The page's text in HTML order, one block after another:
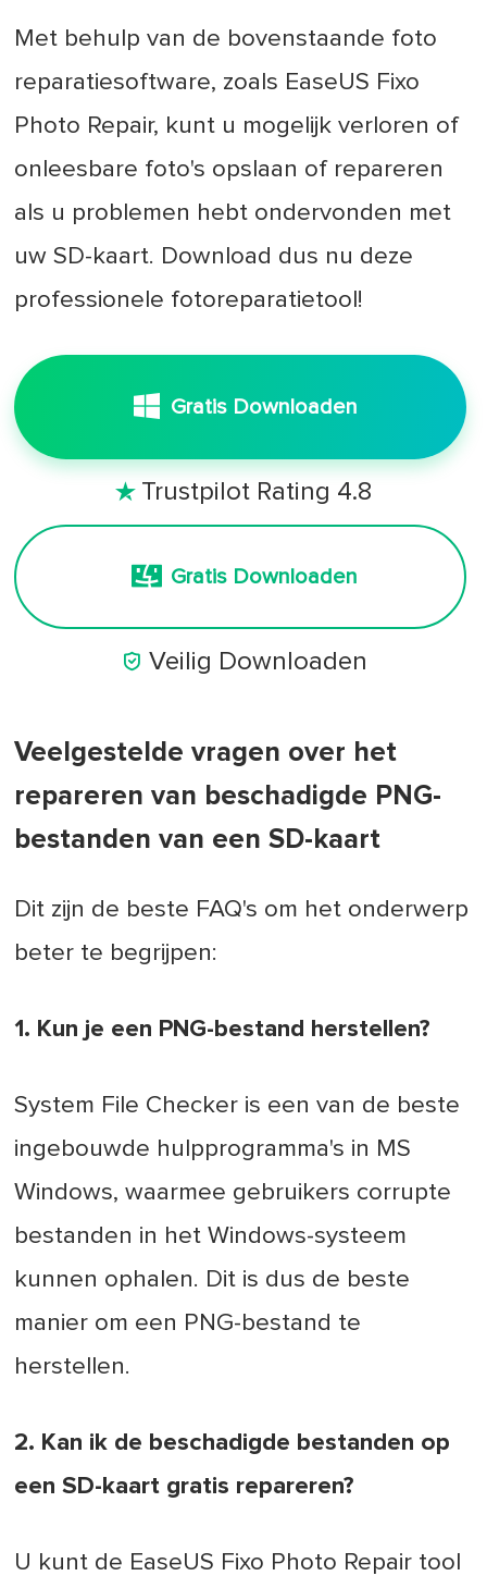
Met behulp van de bovenstaande foto
reparatiesoftware, zoals EaseUS Fixo
Photo Repair, kunt u mogelijk verloren of
onleesbare foto's opslaan of repareren
als u problemen hebt ondervonden met
uw SD-kaart. Download dus nu deze
professionele fotoreparatietool!
Gratis Downloaden
 Trustpilot Rating 4.8
Gratis Downloaden
 Veilig Downloaden
Veelgestelde vragen over het
repareren van beschadigde PNG-
bestanden van een SD-kaart
Dit zijn de beste FAQ's om het onderwerp
beter te begrijpen:
1. Kun je een PNG-bestand herstellen?
System File Checker is een van de beste
ingebouwde hulpprogramma's in MS
Windows, waarmee gebruikers corrupte
bestanden in het Windows-systeem
kunnen ophalen. Dit is dus de beste
manier om een PNG-bestand te
herstellen.
2. Kan ik de beschadigde bestanden op
een SD-kaart gratis repareren?
U kunt de EaseUS Fixo Photo Repair tool